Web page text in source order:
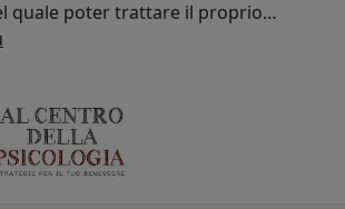
quale poter trattare il proprio
il proprio benessere psico-
Greta Panini è la Responsabile del
in Psicologia presso l’Università
è iscritta all’ordine degli